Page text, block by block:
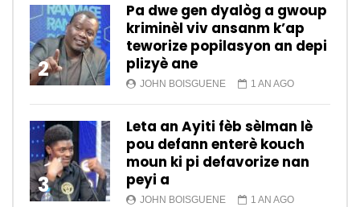
2
Pa dwe gen dyalòg a gwoup
kriminèl viv ansanm k’ap
teworize popilasyon an depi
plizyè ane
JOHN BOISGUENE 1 AN AGO
3
Leta an Ayiti fèb sèlman lè
pou defann enterè kouch
moun ki pi defavorize nan
peyi a
JOHN BOISGUENE 1 AN AGO